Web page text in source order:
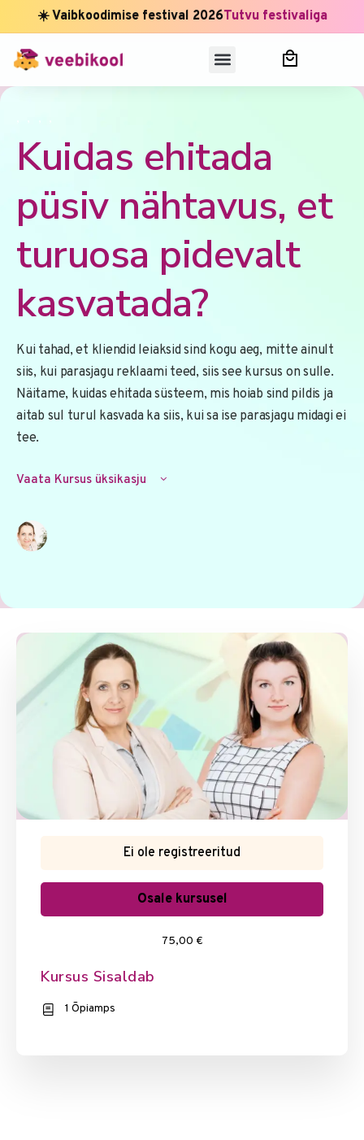
☀️ Vaibkoodimise festival 2026Tutvu festivaliga
,
Kuidas ehitada
püsiv nähtavus, et
turuosa pidevalt
kasvatada?
Kui tahad, et kliendid leiaksid sind kogu aeg, mitte ainult
siis, kui parasjagu reklaami teed, siis see kursus on sulle.
Näitame, kuidas ehitada süsteem, mis hoiab sind pildis ja
aitab sul turul kasvada ka siis, kui sa ise parasjagu midagi ei
tee.
Vaata Kursus üksikasju
Ei ole registreeritud
Osale kursusel
75,00 €
Kursus Sisaldab
1 Õpiamps